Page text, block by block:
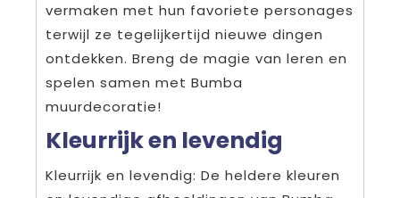
vermaken met hun favoriete personages
terwijl ze tegelijkertijd nieuwe dingen
ontdekken. Breng de magie van leren en
spelen samen met Bumba
muurdecoratie!
Kleurrijk en levendig
Kleurrijk en levendig: De heldere kleuren